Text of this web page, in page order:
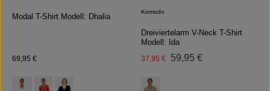
Modal T-Shirt Modell: Dhalia
Regulärer Preis:
69,95 €
Farbeauswählen
Komodo
Dreiviertelarm V-Neck T-Shirt
Modell: Ida
Verkaufspreis:
37,95 € Regulärer Preis:
59,95 €
Farbe